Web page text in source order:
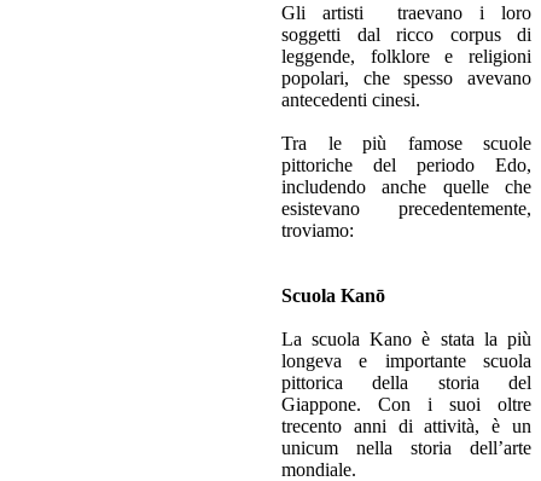
Gli artisti traevano i loro
soggetti dal ricco corpus di
leggende, folklore e religioni
popolari, che spesso avevano
antecedenti cinesi.
Tra le più famose scuole
pittoriche del periodo Edo,
includendo anche quelle che
esistevano precedentemente,
troviamo:
Scuola Kanō
La scuola Kano è stata la più
longeva e importante scuola
pittorica della storia del
Giappone. Con i suoi oltre
trecento anni di attività, è un
unicum nella storia dell’arte
mondiale.